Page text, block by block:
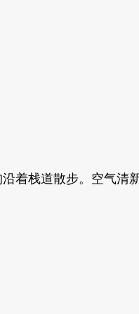
着栈道散步。空气清